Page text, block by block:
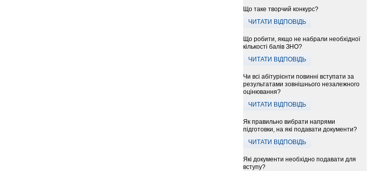
Що таке творчий конкурс?
ЧИТАТИ ВІДПОВІДЬ
Що робити, якщо не набрали необхідної
кількості балів ЗНО?
ЧИТАТИ ВІДПОВІДЬ
Чи всі абітурієнти повинні вступати за
результатами зовнішнього незалежного
оцінювання?
ЧИТАТИ ВІДПОВІДЬ
Як правильно вибрати напрями
підготовки, на які подавати документи?
ЧИТАТИ ВІДПОВІДЬ
Які документи необхідно подавати для
вступу?